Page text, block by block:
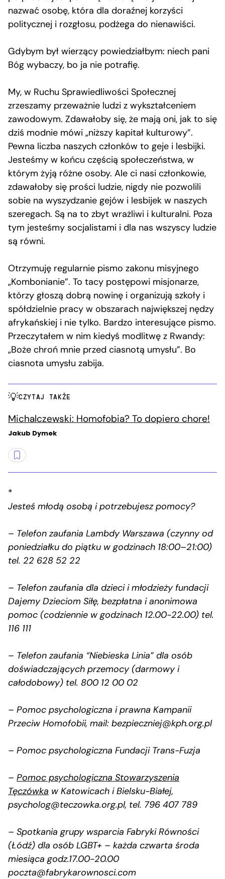
nazwać osobę, która dla doraźnej korzyści
politycznej i rozgłosu, podżega do nienawiści.
Gdybym był wierzący powiedziałbym: niech pani
Bóg wybaczy, bo ja nie potrafię.
My, w Ruchu Sprawiedliwości Społecznej
zrzeszamy przeważnie ludzi z wykształceniem
zawodowym. Zdawałoby się, że mają oni, jak to się
dziś modnie mówi „niższy kapitał kulturowy”.
Pewna liczba naszych członków to geje i lesbijki.
Jesteśmy w końcu częścią społeczeństwa, w
którym żyją różne osoby. Ale ci nasi członkowie,
zdawałoby się prości ludzie, nigdy nie pozwolili
sobie na wyszydzanie gejów i lesbijek w naszych
szeregach. Są na to zbyt wrażliwi i kulturalni. Poza
tym jesteśmy socjalistami i dla nas wszyscy ludzie
są równi.
Otrzymuję regularnie pismo zakonu misyjnego
„Kombonianie”. To tacy postępowi misjonarze,
którzy głoszą dobrą nowinę i organizują szkoły i
spółdzielnie pracy w obszarach największej nędzy
afrykańskiej i nie tylko. Bardzo interesujące pismo.
Przeczytałem w nim kiedyś modlitwę z Rwandy:
„Boże chroń mnie przed ciasnotą umysłu”. Bo
ciasnota umysłu zabija.
CZYTAJ TAKŻE
Michalczewski: Homofobia? To dopiero chore!
Jakub Dymek
*
Jesteś młodą osobą i potrzebujesz pomocy?
– Telefon zaufania Lambdy Warszawa (czynny od
poniedziałku do piątku w godzinach 18:00–21:00)
tel. 22 628 52 22
– Telefon zaufania dla dzieci i młodzieży fundacji
Dajemy Dzieciom Siłę, bezpłatna i anonimowa
pomoc (codziennie w godzinach 12.00-22.00) tel.
116 111
– Telefon zaufania “Niebieska Linia” dla osób
doświadczających przemocy (darmowy i
całodobowy) tel. 800 12 00 02
– Pomoc psychologiczna i prawna Kampanii
Przeciw Homofobii, mail: bezpieczniej@kph.org.pl
– Pomoc psychologiczna Fundacji Trans-Fuzja
– Pomoc psychologiczna Stowarzyszenia
Tęczówka w Katowicach i Bielsku-Białej,
psycholog@teczowka.org.pl, tel. 796 407 789
– Spotkania grupy wsparcia Fabryki Równości
(Łódź) dla osób LGBT+ – każda czwarta środa
miesiąca godz.17.00-20.00
poczta@fabrykarownosci.com